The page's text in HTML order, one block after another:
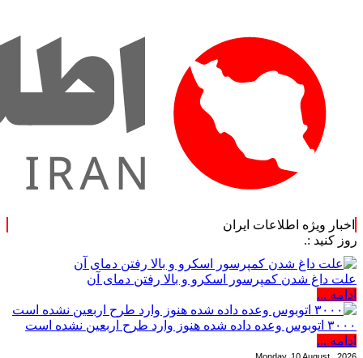
اخبار ویژه اطلاعات ایران
علت داغ شدن کمپرسور اسکرو و بالا رفتن دمای آن
ادامه ...
۳۰۰۰ اتوبوس وعده داده شده هنوز وارد طرح اربعین نشده است
ادامه ...